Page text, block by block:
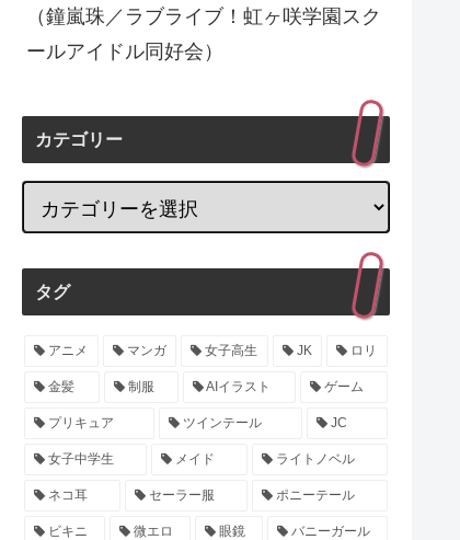
（鐘嵐珠／ラブライブ！虹ヶ咲学園スク
ールアイドル同好会）
カテゴリー
タグ
アニメ マンガ 女子高生 JK ロリ
金髪 制服 AIイラスト ゲーム
プリキュア ツインテール JC
女子中学生 メイド ライトノベル
ネコ耳 セーラー服 ポニーテール
ビキニ 微エロ 眼鏡 バニーガール